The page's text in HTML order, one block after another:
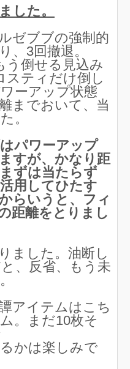
した。
ゼブブの強制的
、3回撤退。
う倒せる見込み
スティだけ倒し
ーアップ状態
までおいて、当
。
パワーアップ
すが、かなり距
ずは当たらず
用してひたす
らいうと、フィ
距離をとりまし
ました。油断し
、反省、もう未
アイテムはこち
。まだ10枚そ
かは楽しみで